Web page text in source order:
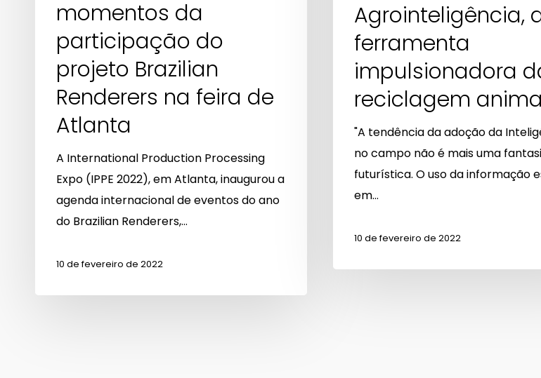
reciclagem
animal
Agrointeligência,
ferramenta
impulsionadora
reciclagem
"A tendência da adoção da
no campo não é mais uma
futurística. O uso da informação
em…
10 de fevereiro de 2022
Renderers
Atlanta
momentos da
participação do
projeto Brazilian
Renderers na feira de
Atlanta
A International Production Processing
Expo (IPPE 2022), em Atlanta, inaugurou a
agenda internacional de eventos do ano
do Brazilian Renderers,…
10 de fevereiro de 2022